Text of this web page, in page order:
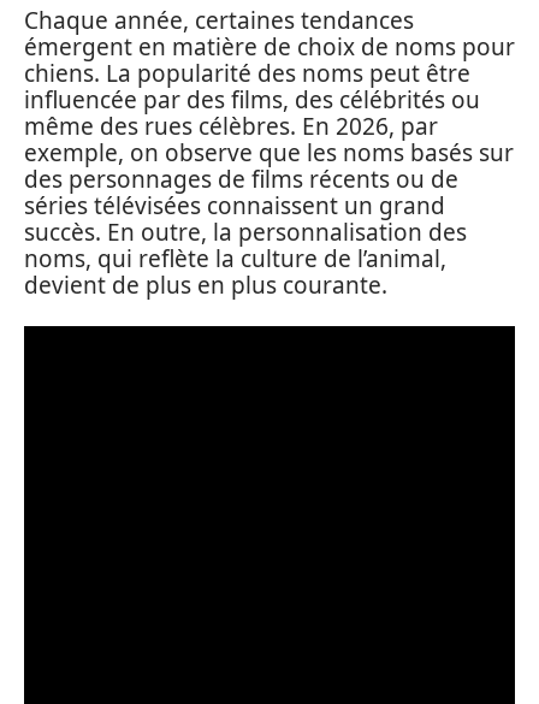
Chaque année, certaines tendances
émergent en matière de choix de noms pour
chiens. La popularité des noms peut être
influencée par des films, des célébrités ou
même des rues célèbres. En 2026, par
exemple, on observe que les noms basés sur
des personnages de films récents ou de
séries télévisées connaissent un grand
succès. En outre, la personnalisation des
noms, qui reflète la culture de l’animal,
devient de plus en plus courante.